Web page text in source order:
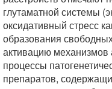
глутаматной системы
оксидативный стресс
образования
активацию механизмов
процессы
препаратов,